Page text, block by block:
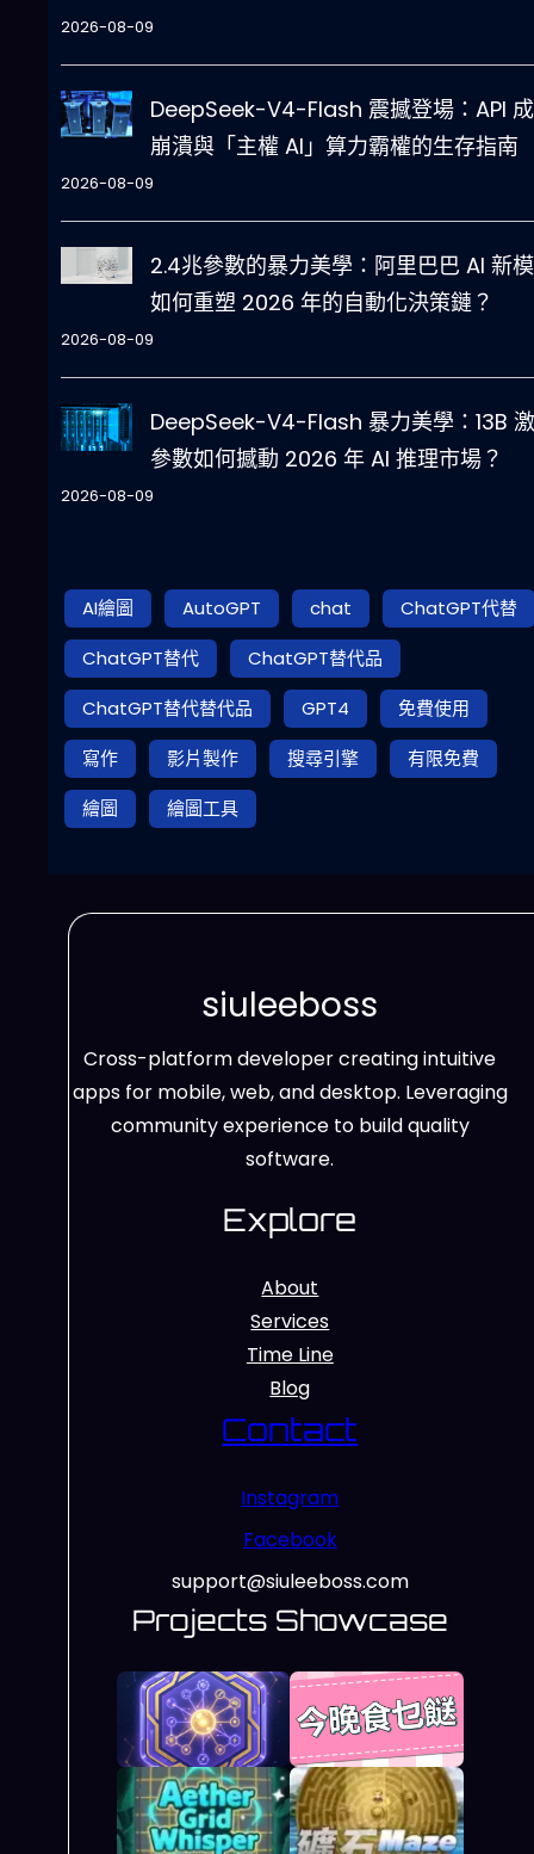
2026-08-09
DeepSeek-V4-Flash 震撼登場：API
崩潰與「主權 AI」算力霸權的生存指南
2026-08-09
2.4兆參數的暴力美學：阿里巴巴 AI 新
如何重塑 2026 年的自動化決策鏈？
2026-08-09
DeepSeek-V4-Flash 暴力美學：13B
參數如何撼動 2026 年 AI 推理市場？
2026-08-09
AI繪圖 AutoGPT chat
ChatGPT代替
ChatGPT替代
ChatGPT替代品
ChatGPT替代替代品
GPT4
免費使用
寫作
影片製作 搜尋引擎
有限免費
繪圖
繪圖工具
siuleeboss
Cross-platform developer creating intuitive
apps for mobile, web, and desktop. Leveraging
community experience to build quality
software.
Explore
About
Services
Time Line
Blog
Contact
Instagram
Facebook
support@siuleeboss.com
Projects Showcase